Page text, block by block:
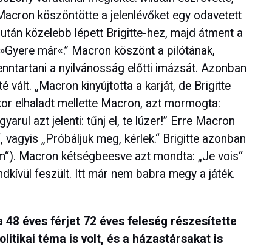
köszöntötte a jelenlévőket egy odavetett
közelebb lépett Brigitte-hez, majd átment a
már«.” Macron köszönt a pilótának,
a nyilvánosság előtti imázsát. Azonban
vált. „Macron kinyújtotta a karját, de Brigitte
elhaladt mellette Macron, azt mormogta:
azt jelenti: tűnj el, te lúzer!” Erre Macron
vagyis „Próbáljuk meg, kérlek.“ Brigitte azonban
Macron kétségbeesve azt mondta: „Je vois“
feszült. Itt már nem babra megy a játék.
48 éves férjet 72 éves feleség részesítette
téma is volt, és a házastársakat is